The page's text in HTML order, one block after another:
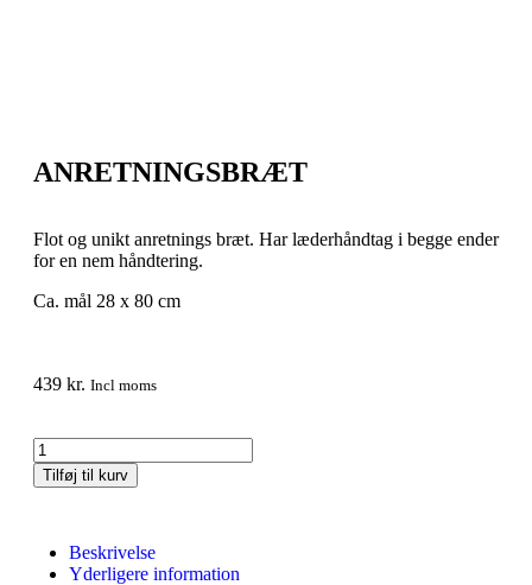
ANRETNINGSBRÆT
Flot og unikt anretnings bræt. Har læderhåndtag i begge ender
for en nem håndtering.
Ca. mål 28 x 80 cm
439 kr. Incl moms
Tilføj til kurv
Beskrivelse
Yderligere information